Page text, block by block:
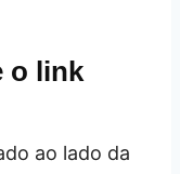
o link
ao lado da